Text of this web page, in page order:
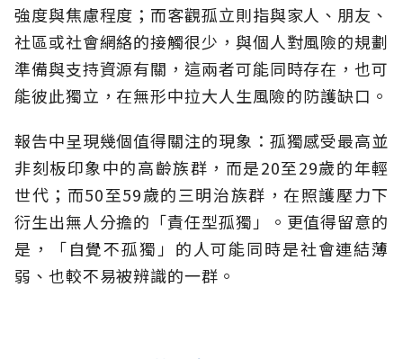
強度與焦慮程度；而客觀孤立則指與家人、朋友、
社區或社會網絡的接觸很少，與個人對風險的規劃
準備與支持資源有關，這兩者可能同時存在，也可
能彼此獨立，在無形中拉大人生風險的防護缺口。
報告中呈現幾個值得關注的現象：孤獨感受最高並
非刻板印象中的高齡族群，而是20至29歲的年輕
世代；而50至59歲的三明治族群，在照護壓力下
衍生出無人分擔的「責任型孤獨」。更值得留意的
是，「自覺不孤獨」的人可能同時是社會連結薄
弱、也較不易被辨識的一群。